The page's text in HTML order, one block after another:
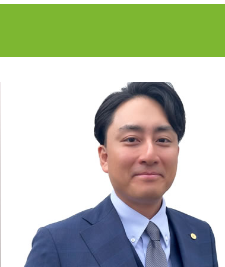
不動産 寄付 税金
不動産 寄付 譲渡所得